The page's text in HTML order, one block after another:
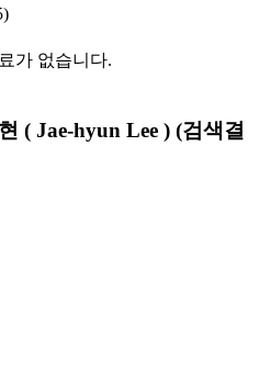
가 없습니다.
( Jae-hyun Lee ) (검색결